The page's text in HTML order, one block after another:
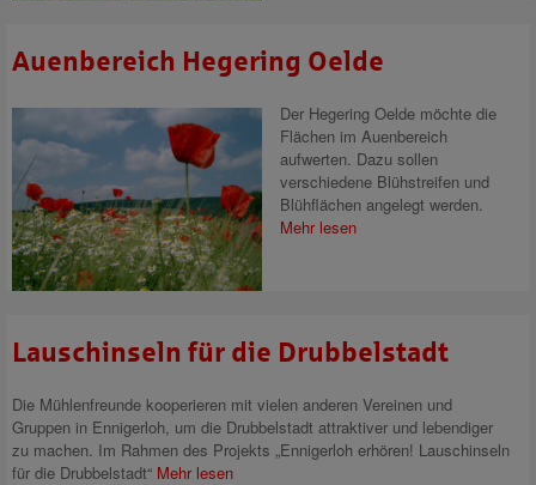
Auenbereich Hegering Oelde
Der Hegering Oelde möchte die
Flächen im Auenbereich
aufwerten. Dazu sollen
verschiedene Blühstreifen und
Blühflächen angelegt werden.
Mehr lesen
Lauschinseln für die Drubbelstadt
Die Mühlenfreunde kooperieren mit vielen anderen Vereinen und
Gruppen in Ennigerloh, um die Drubbelstadt attraktiver und lebendiger
zu machen. Im Rahmen des Projekts „Ennigerloh erhören! Lauschinseln
für die Drubbelstadt“ Mehr lesen